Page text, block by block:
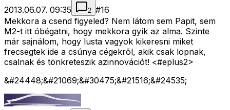
2013.06.07. 09:35
2 #16
Mekkora a csend figyeled? Nem látom sem Papit, sem
M2-t itt óbégatni, hogy mekkora gyík az alma. Szinte
már sajnálom, hogy lusta vagyok kikeresni miket
frecsegtek ide a csúnya cégekrõl, akik csak lopnak,
csalnak és tönkreteszik azinnovációt! <#eplus2>
&#24448;&#21069;&#30475;&#21516;&#24535;